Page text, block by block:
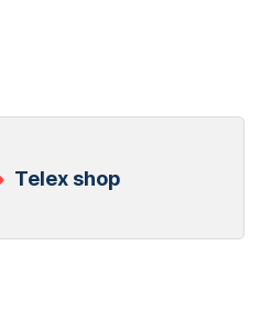
Telex shop